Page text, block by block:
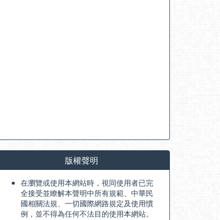
版權聲明
在瀏覽或使用本網站時，視同使用者已完
全接受並瞭解本聲明中所有規範、中華民
國相關法規、一切國際網路規定及使用慣
例，並不得為任何不法目的使用本網站。